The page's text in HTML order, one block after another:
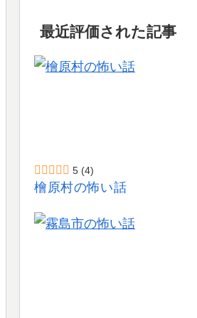
最近評価された記事
5 (4)
檜原村の怖い話